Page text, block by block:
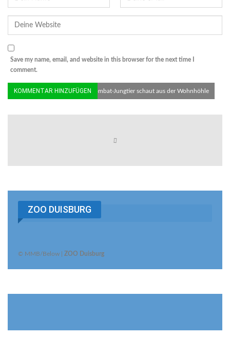
© S. Olbers/Zoo Duisburg | Wombat-Jungtier schaut aus der Wohnhöhle
Save my name, email, and website in this browser for the next time I
comment.
ZOO DUISBURG
© MMB/Below | ZOO Duisburg